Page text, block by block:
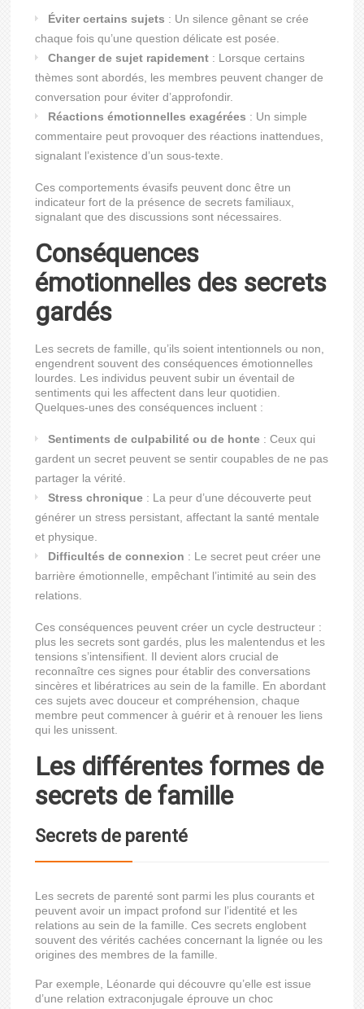
Éviter certains sujets : Un silence gênant se crée
chaque fois qu’une question délicate est posée.
Changer de sujet rapidement : Lorsque certains
thèmes sont abordés, les membres peuvent changer de
conversation pour éviter d’approfondir.
Réactions émotionnelles exagérées : Un simple
commentaire peut provoquer des réactions inattendues,
signalant l’existence d’un sous-texte.
Ces comportements évasifs peuvent donc être un
indicateur fort de la présence de secrets familiaux,
signalant que des discussions sont nécessaires.
Conséquences
émotionnelles des secrets
gardés
Les secrets de famille, qu’ils soient intentionnels ou non,
engendrent souvent des conséquences émotionnelles
lourdes. Les individus peuvent subir un éventail de
sentiments qui les affectent dans leur quotidien.
Quelques-unes des conséquences incluent :
Sentiments de culpabilité ou de honte : Ceux qui
gardent un secret peuvent se sentir coupables de ne pas
partager la vérité.
Stress chronique : La peur d’une découverte peut
générer un stress persistant, affectant la santé mentale
et physique.
Difficultés de connexion : Le secret peut créer une
barrière émotionnelle, empêchant l’intimité au sein des
relations.
Ces conséquences peuvent créer un cycle destructeur :
plus les secrets sont gardés, plus les malentendus et les
tensions s’intensifient. Il devient alors crucial de
reconnaître ces signes pour établir des conversations
sincères et libératrices au sein de la famille. En abordant
ces sujets avec douceur et compréhension, chaque
membre peut commencer à guérir et à renouer les liens
qui les unissent.
Les différentes formes de
secrets de famille
Secrets de parenté
Les secrets de parenté sont parmi les plus courants et
peuvent avoir un impact profond sur l’identité et les
relations au sein de la famille. Ces secrets englobent
souvent des vérités cachées concernant la lignée ou les
origines des membres de la famille.
Par exemple, Léonarde qui découvre qu’elle est issue
d’une relation extraconjugale éprouve un choc